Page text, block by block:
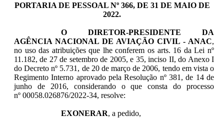
PORTARIA DE PESSOAL Nº 366, DE 31 DE MAIO DE
2022.
ODIRETOR-PRESIDENTE DA
AGÊNCIA NACIONAL DE AVIAÇÃO CIVIL - ANAC,
no uso das atribuições que lhe conferem os arts. 16 da Lei nº
11.182, de 27 de setembro de 2005, e 35, inciso II, do Anexo I
do Decreto nº 5.731, de 20 de março de 2006, tendo em vista o
Regimento Interno aprovado pela Resolução nº 381, de 14 de
junho de 2016, considerando o que consta do processo
nº 00058.026876/2022-34, resolve:
EXONERAR, a pedido,